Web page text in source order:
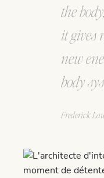
the body,
it gives
new
body
Frederick